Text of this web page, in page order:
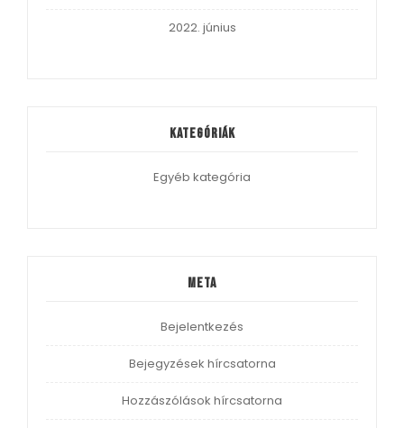
2022. június
Kategóriák
Egyéb kategória
Meta
Bejelentkezés
Bejegyzések hírcsatorna
Hozzászólások hírcsatorna